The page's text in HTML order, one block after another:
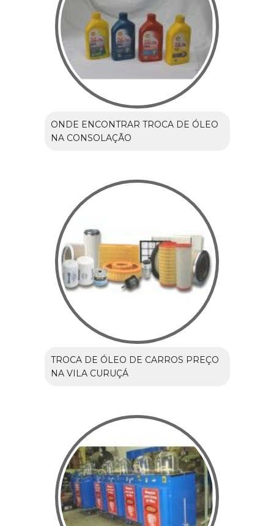
ONDE ENCONTRAR TROCA DE ÓLEO
NA CONSOLAÇÃO
TROCA DE ÓLEO DE CARROS PREÇO
NA VILA CURUÇÁ